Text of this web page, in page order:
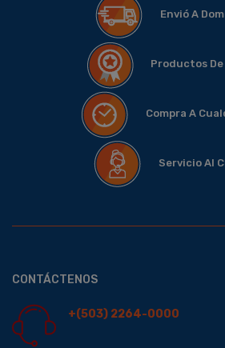
Envió A
Productos
Compra A
Servicio Al
CONTÁCTENOS
+(503) 2264-0000